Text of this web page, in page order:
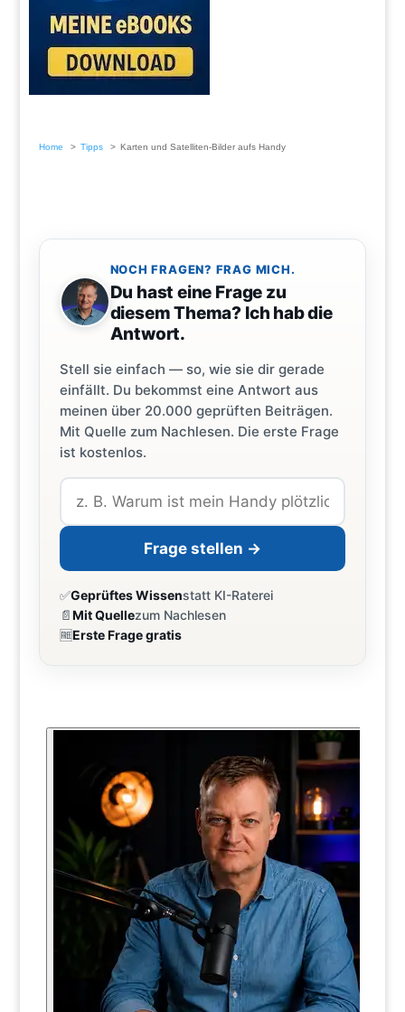
Home Tipps Karten und Satelliten-Bilder aufs Handy
NOCH FRAGEN? FRAG MICH.
Du hast eine Frage zu
diesem Thema? Ich hab die
Antwort.
Stell sie einfach — so, wie sie dir gerade
einfällt. Du bekommst eine Antwort aus
meinen über 20.000 geprüften Beiträgen.
Mit Quelle zum Nachlesen. Die erste Frage
ist kostenlos.
Frage stellen →
✅Geprüftes Wissenstatt KI-Raterei
📄Mit Quellezum Nachlesen
🆓Erste Frage gratis